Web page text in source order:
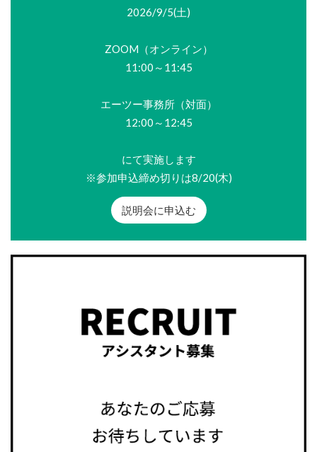
2026/9/5(土)
ZOOM（オンライン）
11:00～11:45
エーツー事務所（対面）
12:00～12:45
にて実施します
※参加申込締め切りは8/20(木)
説明会に申込む